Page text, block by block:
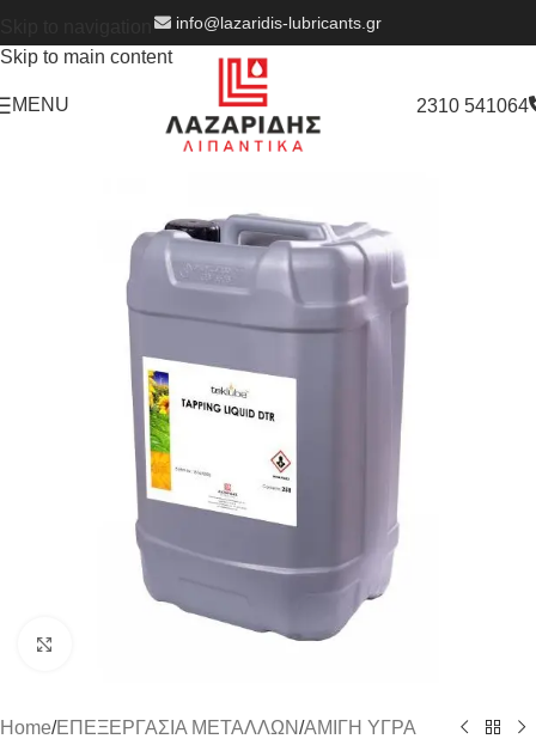
Skip to main content
info@lazaridis-lubricants.gr
MENU 2310 541064
Home/ΕΠΕΞΕΡΓΑΣΙΑ ΜΕΤΑΛΛΩΝ/ΑΜΙΓΗ ΥΓΡΑ